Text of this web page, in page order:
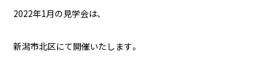
2022年1月の見学会は、
新潟市北区にて開催いたします。